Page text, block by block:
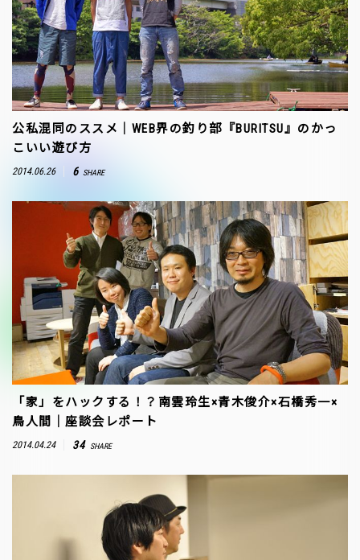
公私混同のススメ｜WEB界の釣り部『BURITSU』のかっ
こいい遊び方
2014.06.26 6 SHARE
「家」をハックする！？南雲玲生×青木俊介×石橋秀一×
鳥人間｜座談会レポート
2014.04.24 34 SHARE